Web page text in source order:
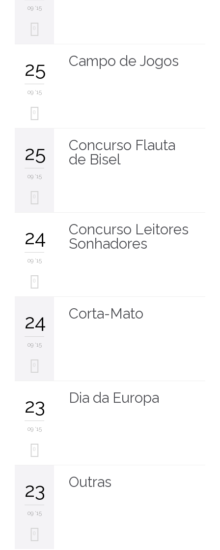
09 '15
0
25
09 '15
0
Campo de Jogos
25
09 '15
0
Concurso Flauta
de Bisel
24
09 '15
0
Concurso Leitores
Sonhadores
24
09 '15
0
Corta-Mato
23
09 '15
0
Dia da Europa
23
09 '15
0
Outras